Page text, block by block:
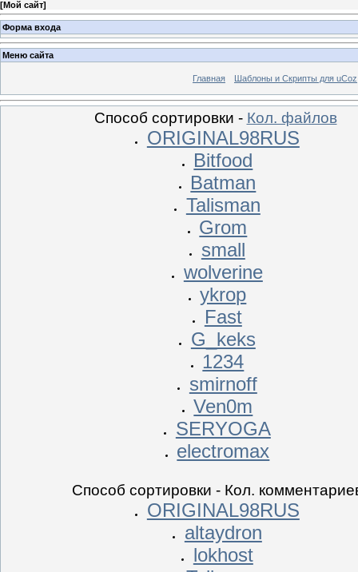
[Мой сайт]
Форма входа
Меню сайта
Главная Шаблоны и Скрипты для uCoz
Способ сортировки - Кол. файлов
ORIGINAL98RUS
Bitfood
Batman
Talisman
Grom
small
wolverine
ykrop
Fast
G_keks
1234
smirnoff
Ven0m
SERYOGA
electromax
Способ сортировки - Кол.
ORIGINAL98RUS
altaydron
lokhost